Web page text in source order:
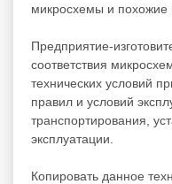
микросхемы и похожие
Предприятие-
соответствия
технических условий
правил и условий
транспортирования,
эксплуатации.
Копировать данное